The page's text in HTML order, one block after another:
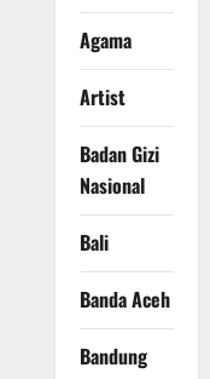
Agama
Artist
Badan Gizi
Nasional
Bali
Banda Aceh
Bandung